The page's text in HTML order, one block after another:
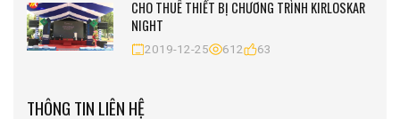
CHO THUÊ THIẾT BỊ CHƯƠNG TRÌNH KIRLOSKAR
NIGHT
2019-12-25 612 63
THÔNG TIN LIÊN HỆ